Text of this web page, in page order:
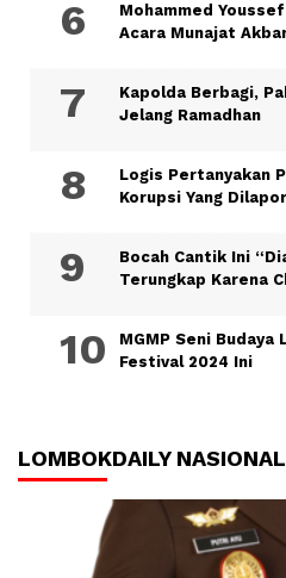
Mohammed
Acara Munajat
Kapolda Berbagi,
Jelang Ramadhan
Logis Pertanyakan
Korupsi Yang
Bocah Cantik Ini
Terungkap Karena
MGMP Seni
Festival 2024 Ini
LOMBOKDAILY NASIONAL